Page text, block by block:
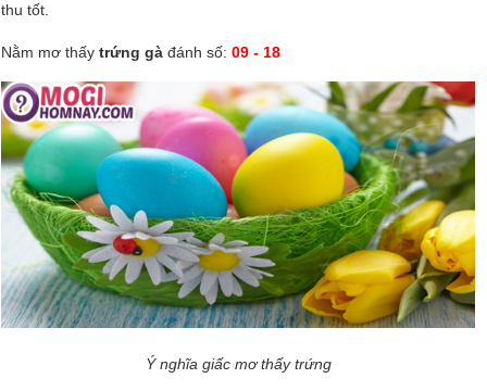
thu tốt.
Nằm mơ thấy trứng gà đánh số: 09 - 18
Ý nghĩa giấc mơ thấy trứng